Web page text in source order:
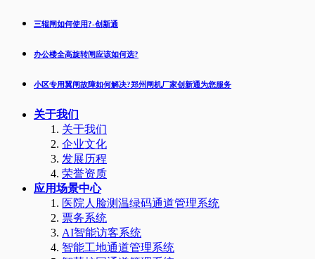
三辊闸如何使用?-创新通
办公楼全高旋转闸应该如何选?
小区专用翼闸故障如何解决?郑州闸机厂家创新通为您服务
关于我们
关于我们
企业文化
发展历程
荣誉资质
应用场景中心
医院人脸测温绿码通道管理系统
票务系统
AI智能访客系统
智能工地通道管理系统